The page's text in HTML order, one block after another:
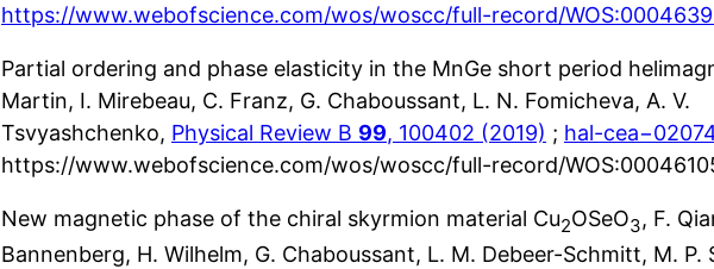
https://www.webofscience.com/wos/woscc/full-record/
Partial ordering and phase elasticity in the MnGe short period
Martin, I. Mirebeau, C. Franz, G. Chaboussant, L. N. Fomicheva, A. V.
Tsvyashchenko, Physical Review B 99, 100402 (2019) ; hal-
https://www.webofscience.com/wos/woscc/full-record/
New magnetic phase of the chiral skyrmion material Cu2OSeO3, F.
Bannenberg, H. Wilhelm, G. Chaboussant, L. M. Debeer-Schmitt, M. P.